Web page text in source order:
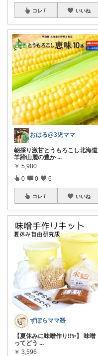
コレ いいね
おはる@3児ママ
朝採り激甘とうもろこし北海道
羊蹄山麓の豊か ...
￥ 5,980
0 0 6
コレ いいね
ずぼらママ🧸
【夏休みに味噌作り‼️✨️】 味噌
ってどう ...
￥ 3,596